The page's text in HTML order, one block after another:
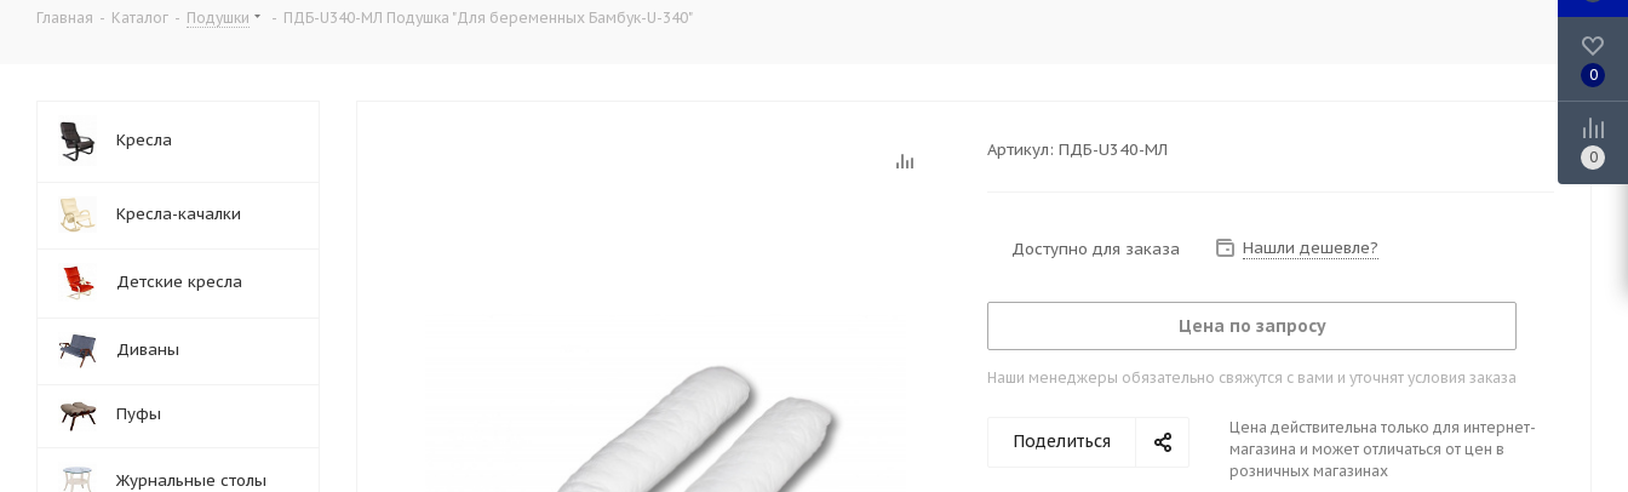
Главная - Каталог - Подушки - ПДБ-U340-МЛ Подушка "Для беременных Бамбук-U-340"
Артикул: ПДБ-U340-МЛ
Доступно для заказа Нашли дешевле?
Цена по запросу
Наши менеджеры обязательно свяжутся с вами и уточнят условия заказа
Поделиться
Цена действительна только для интернет-
магазина и может отличаться от цен в
розничных магазинах
Кресла
Кресла-качалки
Детские кресла
Диваны
Пуфы
Журнальные столы
0
0